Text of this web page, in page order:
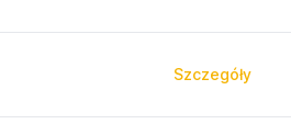
Szczegóły